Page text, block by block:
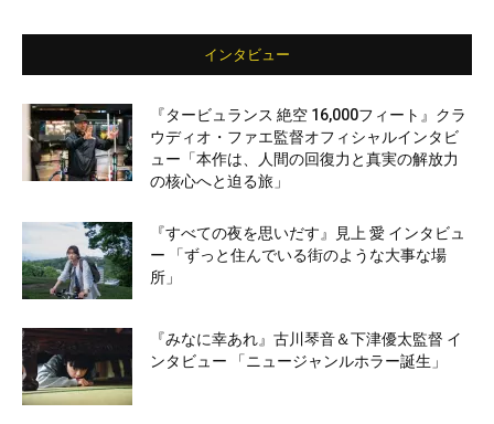
インタビュー
『タービュランス 絶空 16,000フィート』クラ
ウディオ・ファエ監督オフィシャルインタビ
ュー「本作は、人間の回復力と真実の解放力
の核心へと迫る旅」
『すべての夜を思いだす』見上 愛 インタビュ
ー 「ずっと住んでいる街のような大事な場
所」
『みなに幸あれ』古川琴音＆下津優太監督 イ
ンタビュー 「ニュージャンルホラー誕生」